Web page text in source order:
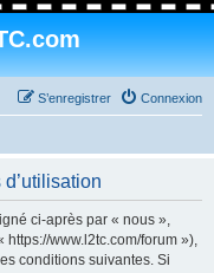
Connexion
S’enregistrer
ci-après par « nous »,
https://www.l2tc.com/forum »),
conditions suivantes. Si